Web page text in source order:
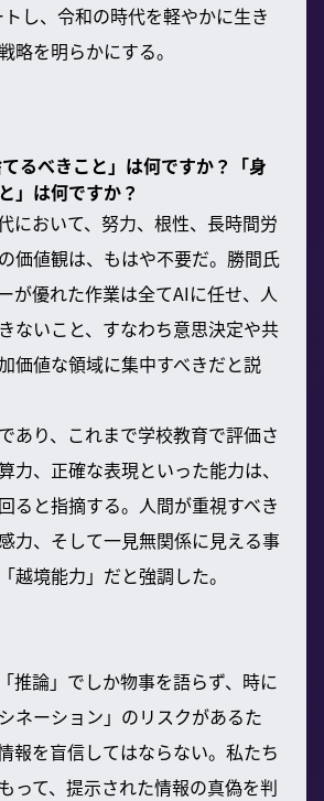
し、令和の時代を軽やかに生き
略を明らかにする。
るべきこと」は何ですか？「身
」は何ですか？
において、努力、根性、長時間労
価値観は、もはや不要だ。勝間氏
が優れた作業は全てAIに任せ、人
ないこと、すなわち意思決定や共
価値な領域に集中すべきだと説
あり、これまで学校教育で評価さ
力、正確な表現といった能力は、
ると指摘する。人間が重視すべき
力、そして一見無関係に見える事
越境能力」だと強調した。
推論」でしか物事を語らず、時に
ネーション」のリスクがあるた
報を盲信してはならない。私たち
って、提示された情報の真偽を判